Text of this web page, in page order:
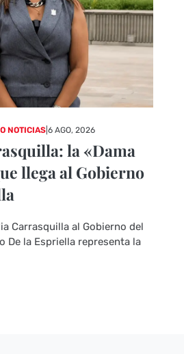
NOTICIAS| 6 AGO, 2026
la «Dama
llega al Gobierno
Carrasquilla al Gobierno del
De la Espriella representa la